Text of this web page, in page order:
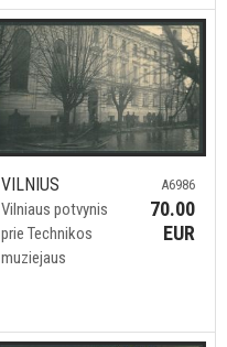
VILNIUS
Vilniaus potvynis
prie Technikos
muziejaus
A6986
70.00
EUR